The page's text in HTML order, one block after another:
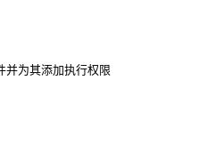
并为其添加执行权限